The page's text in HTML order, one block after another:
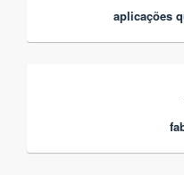
aplicações